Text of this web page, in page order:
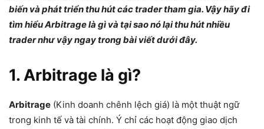
biến và phát triển thu hút các trader tham gia. Vậy hãy đi
tìm hiểu Arbitrage là gì và tại sao nó lại thu hút nhiều
trader như vậy ngay trong bài viết dưới đây.
1. Arbitrage là gì?
Arbitrage (Kinh doanh chênh lệch giá) là một thuật ngữ
trong kinh tế và tài chính. Ý chỉ các hoạt động giao dịch